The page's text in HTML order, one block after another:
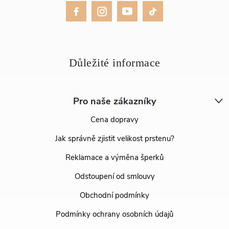
Pro naše zákazníky
Cena dopravy
Jak správně zjistit velikost prstenu?
Reklamace a výměna šperků
Odstoupení od smlouvy
Obchodní podmínky
Podmínky ochrany osobních údajů